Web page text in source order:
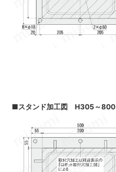
■スタンド加工図 H305～800